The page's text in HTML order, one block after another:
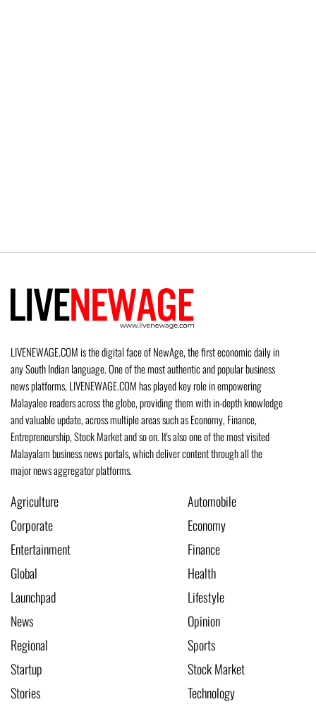
LIVENEWAGE.COM is the digital face of NewAge, the first economic daily in
any South Indian language. One of the most authentic and popular business
news platforms, LIVENEWAGE.COM has played key role in empowering
Malayalee readers across the globe, providing them with in-depth knowledge
and valuable update, across multiple areas such as Economy, Finance,
Entrepreneurship, Stock Market and so on. It's also one of the most visited
Malayalam business news portals, which deliver content through all the
major news aggregator platforms.
Agriculture
Automobile
Corporate
Economy
Entertainment
Finance
Global
Health
Launchpad
Lifestyle
News
Opinion
Regional
Sports
Startup
Stock Market
Stories
Technology